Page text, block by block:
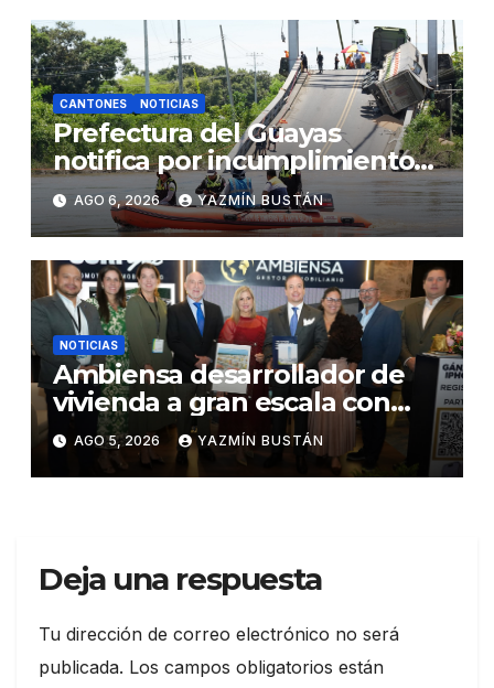
CANTONES NOTICIAS
Prefectura del Guayas
notifica por incumplimiento
contractual a la Concesionaria
CONORTE y exige celeridad
en desmontaje del puente
Gonzalo Icaza Cornejo, en
Daule
AGO 6, 2026 YAZMÍN BUSTÁN
NOTICIAS
Ambiensa desarrollador de
vivienda a gran escala con
estándares internacionales
de sostenibilidad
AGO 5, 2026 YAZMÍN BUSTÁN
Deja una respuesta
Tu dirección de correo electrónico no será
publicada. Los campos obligatorios están